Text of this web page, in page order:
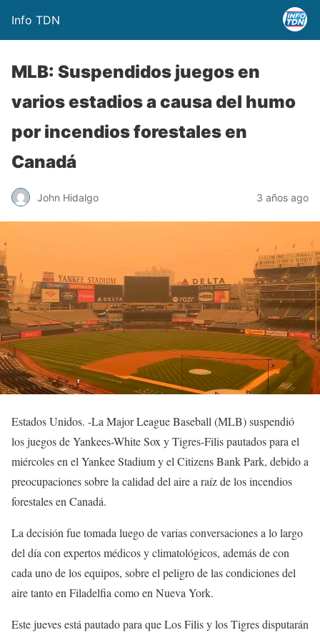
Info TDN
MLB: Suspendidos juegos en
varios estadios a causa del humo
por incendios forestales en
Canadá
John Hidalgo 3 años ago
Estados Unidos. -La Major League Baseball (MLB) suspendió
los juegos de Yankees-White Sox y Tigres-Filis pautados para el
miércoles en el Yankee Stadium y el Citizens Bank Park, debido a
preocupaciones sobre la calidad del aire a raíz de los incendios
forestales en Canadá.
La decisión fue tomada luego de varias conversaciones a lo largo
del día con expertos médicos y climatológicos, además de con
cada uno de los equipos, sobre el peligro de las condiciones del
aire tanto en Filadelfia como en Nueva York.
Este jueves está pautado para que Los Filis y los Tigres disputarán